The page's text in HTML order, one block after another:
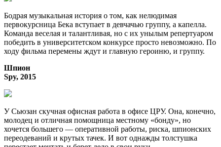
Бодрая музыкальная история о том, как нелюдимая
первокурсница Бека вступает в девчачью группу, а капелла.
Команда веселая и талантливая, но с их унылым репертуаром
победить в университетском конкурсе просто невозможно. По
ходу фильма перемены ждут и главную героиню, и группу.
Шпион
Spy, 2015
У Сьюзан скучная офисная работа в офисе ЦРУ. Она, конечно,
молодец и отличная помощница местному «бонду», но
хочется большего — оперативной работы, риска, шпионских
переодеваний и крутых тачек. И вот однажды толстушка